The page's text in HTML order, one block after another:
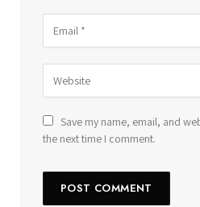
Save my name, email, and
the next time I comment.